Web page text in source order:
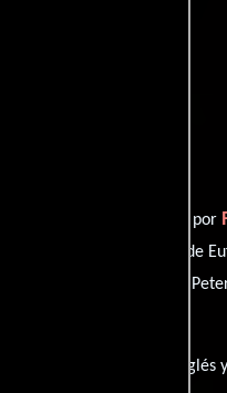
Vixens ", está dirigida por
en el papel de
el papel de Mr.
diálogos originales en Inglés y